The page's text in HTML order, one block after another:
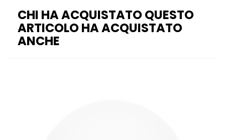
CHI HA ACQUISTATO QUESTO
ARTICOLO HA ACQUISTATO
ANCHE